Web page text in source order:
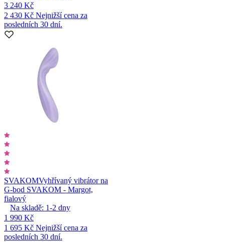
3 240 Kč
2 430 Kč Nejnižší cena za
posledních 30 dní.
SVAKOMVyhřívaný vibrátor na
G-bod SVAKOM - Margot,
fialový
Na skladě: 1-2 dny
1 990 Kč
1 695 Kč Nejnižší cena za
posledních 30 dní.